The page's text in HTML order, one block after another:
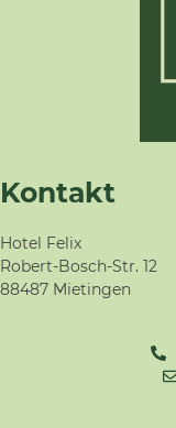
Kontakt
Hotel Felix
Robert-Bosch-Str. 12
88487 Mietingen